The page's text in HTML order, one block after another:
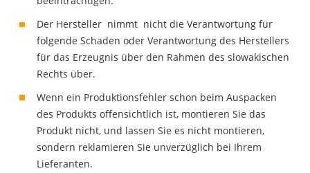
folgende Schaden oder Verantwortung des Herstellers
für das Erzeugnis über den Rahmen des slowakischen
Rechts über.
des Produkts offensichtlich ist, montieren Sie das
Produkt nicht, und lassen Sie es nicht montieren,
sondern reklamieren Sie unverzüglich bei Ihrem
Lieferanten.